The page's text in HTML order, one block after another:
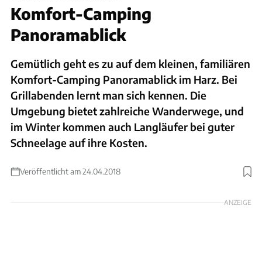
Komfort-Camping
Panoramablick
Gemütlich geht es zu auf dem kleinen, familiären
Komfort-Camping Panoramablick im Harz. Bei
Grillabenden lernt man sich kennen. Die
Umgebung bietet zahlreiche Wanderwege, und
im Winter kommen auch Langläufer bei guter
Schneelage auf ihre Kosten.
Veröffentlicht am 24.04.2018
ANZEIGE